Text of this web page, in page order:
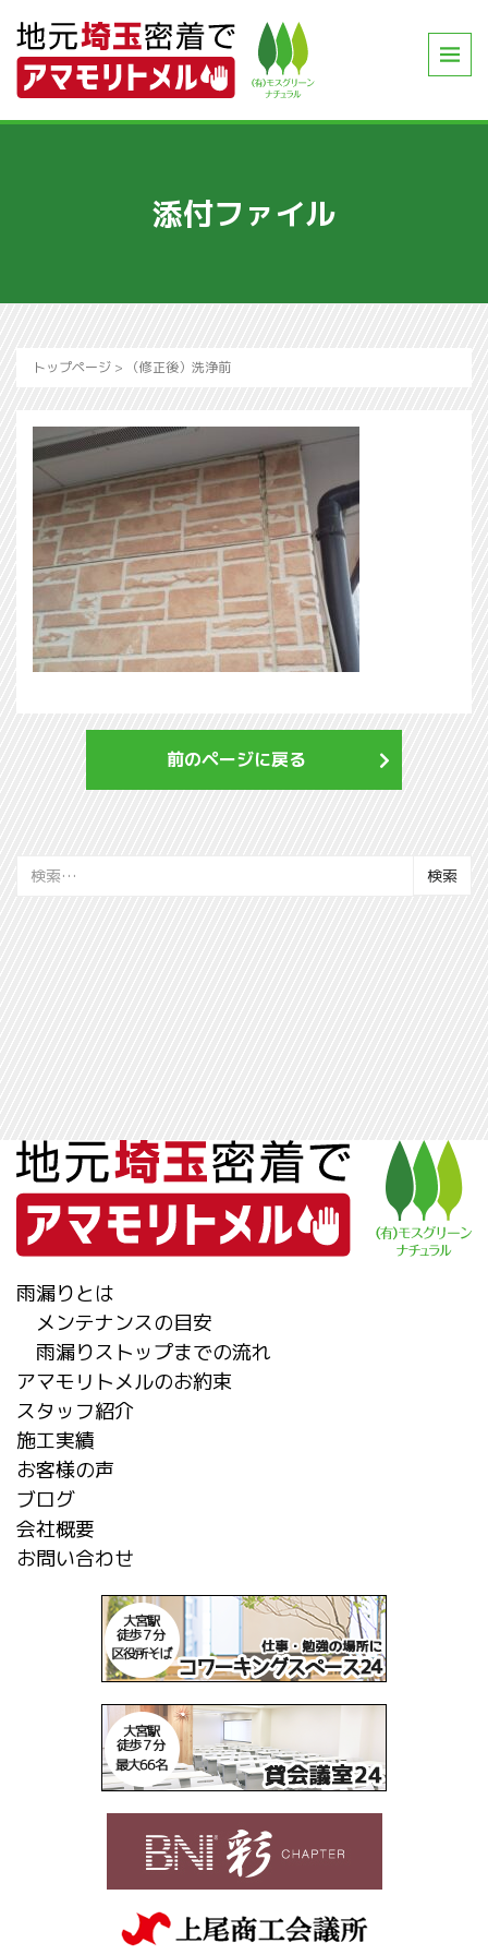
添付ファイル
トップページ > （修正後）洗浄前
前のページに戻る
検
雨漏りとは
メンテナンスの目安
雨漏りストップまでの流れ
アマモリトメルのお約束
スタッフ紹介
施工実績
お客様の声
ブログ
会社概要
お問い合わせ